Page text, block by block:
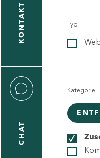
KONTAKT
CHAT
Typ
Kategorie